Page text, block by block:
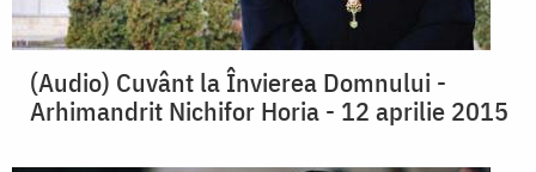
(Audio) Cuvânt la Învierea Domnului -
Arhimandrit Nichifor Horia - 12 aprilie 2015